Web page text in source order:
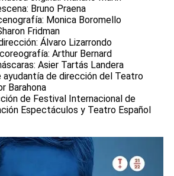
Bruno Praena
Monica Boromello
Fridman
Álvaro Lizarrondo
Arthur Bernard
Asier Tartás Landera
ayudantía de dirección del Teatro
Barahona
de Festival Internacional de
Espectáculos y Teatro Español